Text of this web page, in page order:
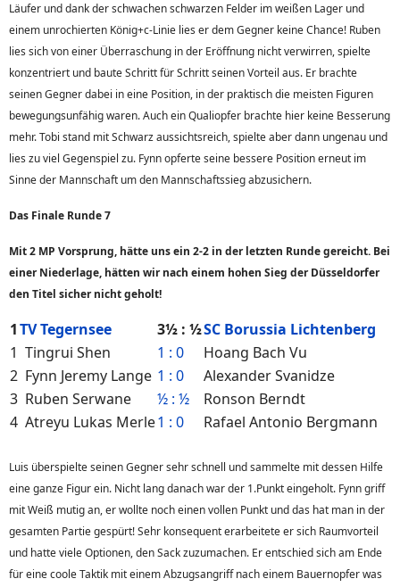
Läufer und dank der schwachen schwarzen Felder im weißen Lager und
einem unrochierten König+c-Linie lies er dem Gegner keine Chance! Ruben
lies sich von einer Überraschung in der Eröffnung nicht verwirren, spielte
konzentriert und baute Schritt für Schritt seinen Vorteil aus. Er brachte
seinen Gegner dabei in eine Position, in der praktisch die meisten Figuren
bewegungsunfähig waren. Auch ein Qualiopfer brachte hier keine Besserung
mehr. Tobi stand mit Schwarz aussichtsreich, spielte aber dann ungenau und
lies zu viel Gegenspiel zu. Fynn opferte seine bessere Position erneut im
Sinne der Mannschaft um den Mannschaftssieg abzusichern.
Das Finale Runde 7
Mit 2 MP Vorsprung, hätte uns ein 2-2 in der letzten Runde gereicht. Bei
einer Niederlage, hätten wir nach einem hohen Sieg der Düsseldorfer
den Titel sicher nicht geholt!
1TV Tegernsee 3½ : ½SC Borussia Lichtenberg
1 Tingrui Shen 1 : 0
Hoang Bach Vu
2 Fynn Jeremy Lange 1 : 0
Alexander Svanidze
3 Ruben Serwane ½ : ½
Ronson Berndt
4 Atreyu Lukas Merle1 : 0 Rafael Antonio Bergmann
Luis überspielte seinen Gegner sehr schnell und sammelte mit dessen Hilfe
eine ganze Figur ein. Nicht lang danach war der 1.Punkt eingeholt. Fynn griff
mit Weiß mutig an, er wollte noch einen vollen Punkt und das hat man in der
gesamten Partie gespürt! Sehr konsequent erarbeitete er sich Raumvorteil
und hatte viele Optionen, den Sack zuzumachen. Er entschied sich am Ende
für eine coole Taktik mit einem Abzugsangriff nach einem Bauernopfer was